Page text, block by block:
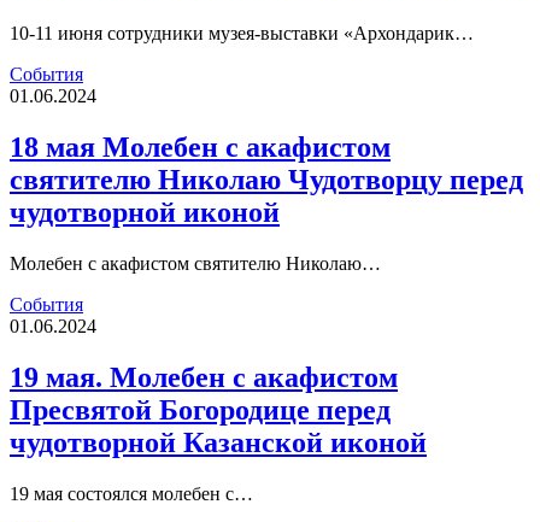
10-11 июня сотрудники музея-выставки «Архондарик…
События
01.06.2024
18 мая Молебен с акафистом
святителю Николаю Чудотворцу перед
чудотворной иконой
Молебен с акафистом святителю Николаю…
События
01.06.2024
19 мая. Молебен с акафистом
Пресвятой Богородице перед
чудотворной Казанской иконой
19 мая состоялся молебен с…